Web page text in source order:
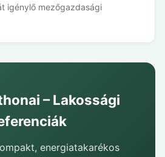
igénylő mezőgazdasági
– Lakossági
energiatakarékos